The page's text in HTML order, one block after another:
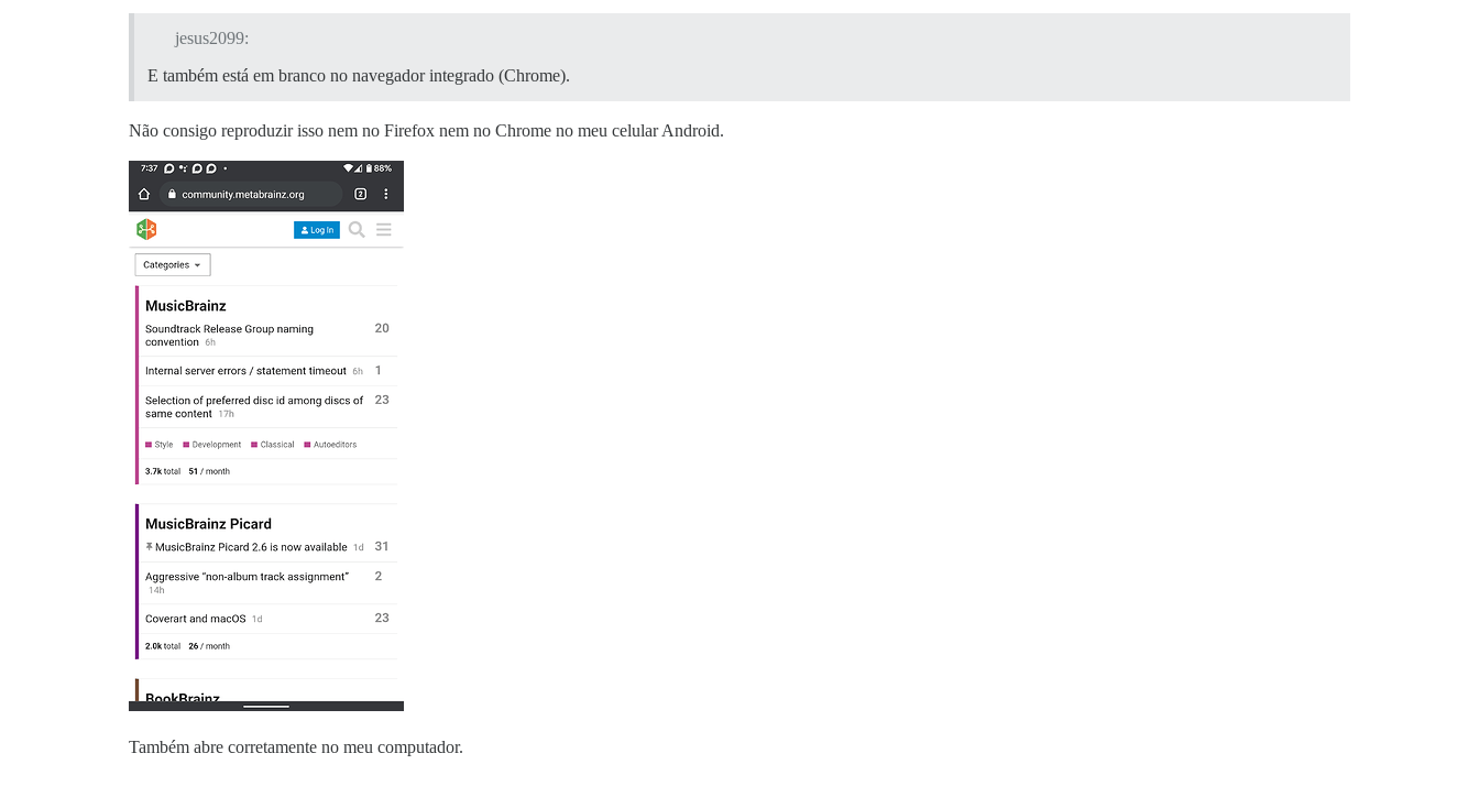
jesus2099:
E também está em branco no navegador integrado (Chrome).
Não consigo reproduzir isso nem no Firefox nem no Chrome no meu celular Android.
Também abre corretamente no meu computador.